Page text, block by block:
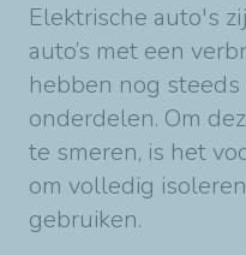
Elektrische auto's
auto’s met een
hebben nog
onderdelen. Om
te smeren, is het
om volledig
gebruiken.